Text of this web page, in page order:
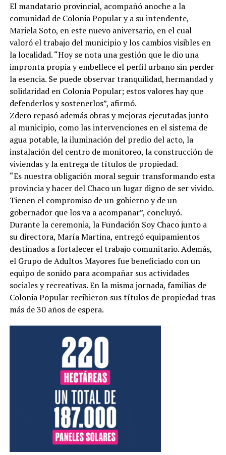
El mandatario provincial, acompañó anoche a la
comunidad de Colonia Popular y a su intendente,
Mariela Soto, en este nuevo aniversario, en el cual
valoró el trabajo del municipio y los cambios visibles en
la localidad. “Hoy se nota una gestión que le dio una
impronta propia y embellece el perfil urbano sin perder
la esencia. Se puede observar tranquilidad, hermandad y
solidaridad en Colonia Popular; estos valores hay que
defenderlos y sostenerlos”, afirmó.
Zdero repasó además obras y mejoras ejecutadas junto
al municipio, como las intervenciones en el sistema de
agua potable, la iluminación del predio del acto, la
instalación del centro de monitoreo, la construcción de
viviendas y la entrega de títulos de propiedad.
“Es nuestra obligación moral seguir transformando esta
provincia y hacer del Chaco un lugar digno de ser vivido.
Tienen el compromiso de un gobierno y de un
gobernador que los va a acompañar”, concluyó.
Durante la ceremonia, la Fundación Soy Chaco junto a
su directora, María Martina, entregó equipamientos
destinados a fortalecer el trabajo comunitario. Además,
el Grupo de Adultos Mayores fue beneficiado con un
equipo de sonido para acompañar sus actividades
sociales y recreativas. En la misma jornada, familias de
Colonia Popular recibieron sus títulos de propiedad tras
más de 30 años de espera.